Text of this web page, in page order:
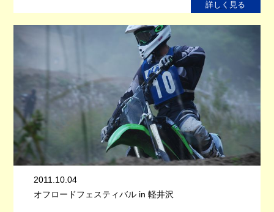
詳しく見る
2011.10.04
オフロードフェスティバル in 軽井沢